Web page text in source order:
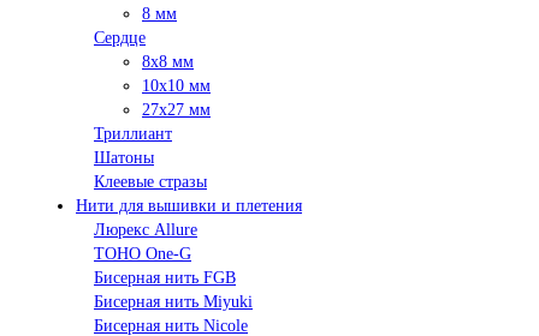
8 мм
Сердце
8х8 мм
10х10 мм
27х27 мм
Триллиант
Шатоны
Клеевые стразы
Нити для вышивки и плетения
Люрекс Аllure
TOHO One-G
Бисерная нить FGB
Бисерная нить Miyuki
Бисерная нить Nicole